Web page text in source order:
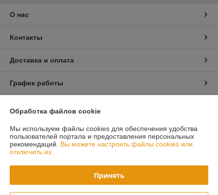
О нас
Контакты
Доставка и оплата
График работы
Политика обработки cookies
Сайт создан на платформе Deal.by
Обработка файлов cookie
Мы используем файлы cookies для обеспечения удобства
пользователей портала и предоставления персональных
рекомендаций. Вы можете настроить файлы cookies или
отключить их.
Принять